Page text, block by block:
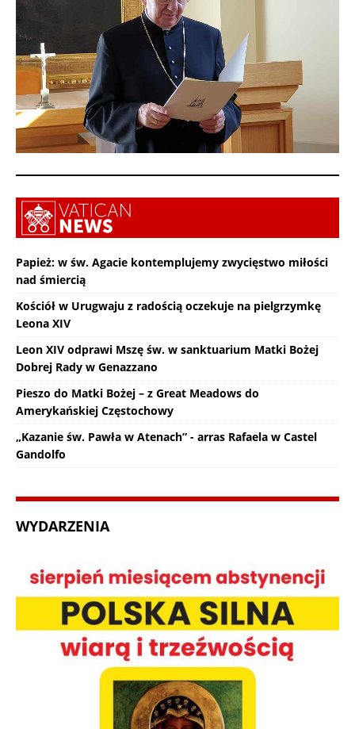
Papież: w św. Agacie kontemplujemy zwycięstwo miłości
nad śmiercią
Kościół w Urugwaju z radością oczekuje na pielgrzymkę
Leona XIV
Leon XIV odprawi Mszę św. w sanktuarium Matki Bożej
Dobrej Rady w Genazzano
Pieszo do Matki Bożej – z Great Meadows do
Amerykańskiej Częstochowy
„Kazanie św. Pawła w Atenach” - arras Rafaela w Castel
Gandolfo
WYDARZENIA